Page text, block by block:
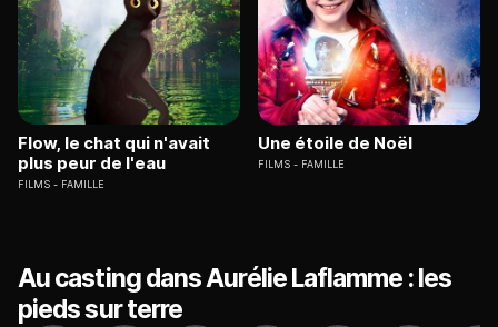
Flow, le chat qui n'avait
plus peur de l'eau
FILMS FAMILLE
Une étoile de Noël
FILMS FAMILLE
Au casting dans Aurélie Laflamme : les
pieds sur terre